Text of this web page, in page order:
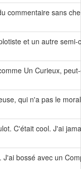
commentaire sans
et un autre
Un Curieux,
qui n'a pas le
C'était cool. J'ai
bossé avec un